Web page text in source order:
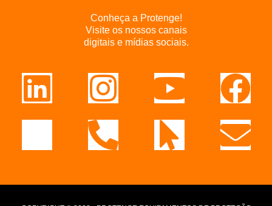
Conheça a Protenge!
Visite os nossos canais
digitais e mídias sociais.